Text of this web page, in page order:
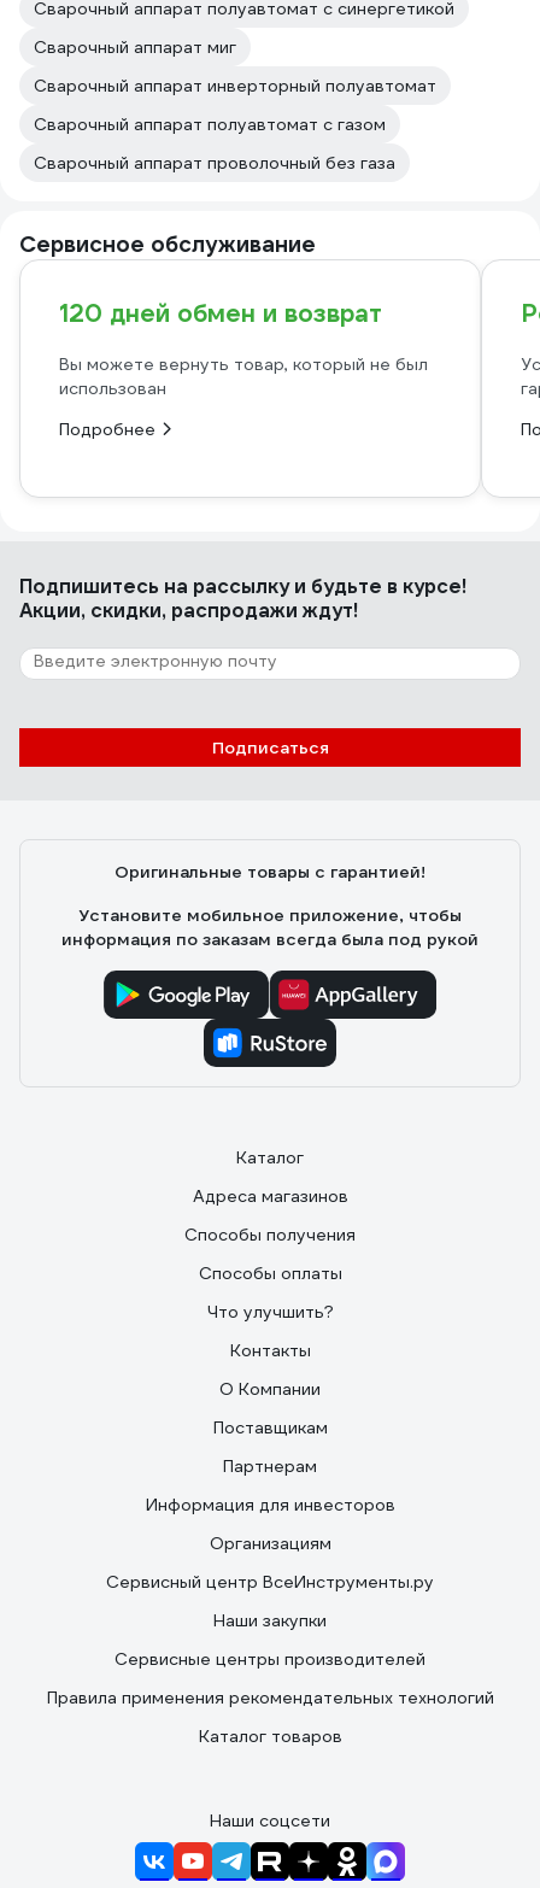
Сварочный аппарат полуавтомат с синергетикой
Сварочный аппарат миг
Сварочный аппарат инверторный полуавтомат
Сварочный аппарат полуавтомат с газом
Сварочный аппарат проволочный без газа
Сервисное обслуживание
120 дней обмен и возврат
Вы можете вернуть товар, который не был
использован
Подробнее
Подпишитесь на рассылкуи будьте в курсе!
Акции, скидки, распродажи ждут!
Подписаться
Оригинальные товары с гарантией!
Установите мобильное приложение, чтобы
информация по заказам всегда была под рукой
Каталог
Адреса магазинов
Способы получения
Способы оплаты
Что улучшить?
Контакты
О Компании
Поставщикам
Партнерам
Информация для инвесторов
Организациям
Сервисный центр ВсеИнструменты.ру
Наши закупки
Сервисные центры производителей
Правила применения рекомендательных технологий
Каталог товаров
Наши соцсети